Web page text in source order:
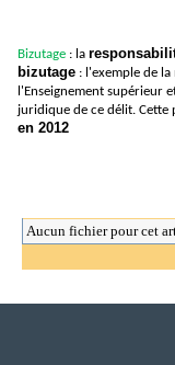
Bizutage : la
bizutage : l'exemple de
l'Enseignement supérieur
juridique de ce délit.
en 2012
Aucun fichier pour cet